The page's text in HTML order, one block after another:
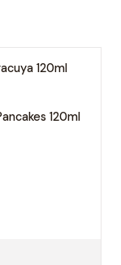
120ml
120ml